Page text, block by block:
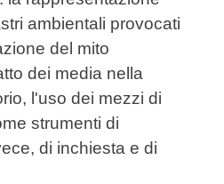
ambientali provocati
del mito
dei media nella
l'uso dei mezzi di
strumenti di
di inchiesta e di